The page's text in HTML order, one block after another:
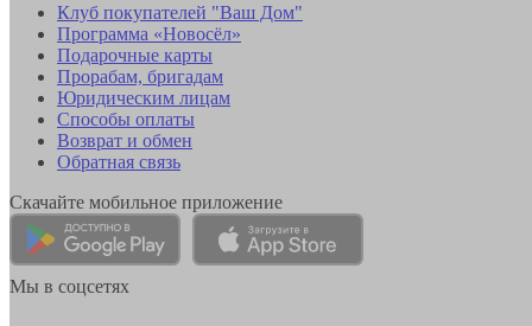
Клуб покупателей "Ваш Дом"
Программа «Новосёл»
Подарочные карты
Прорабам, бригадам
Юридическим лицам
Способы оплаты
Возврат и обмен
Обратная связь
Скачайте мобильное приложение
Мы в соцсетях